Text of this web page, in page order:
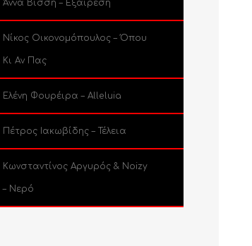
Άννα Βίσση – Εξαίρεση
Νίκος Οικονομόπουλος – Όπου
Κι Αν Πας
Ελένη Φουρέιρα – Alleluia
Πέτρος Ιακωβίδης – Τέλεια
Κωνσταντίνος Αργυρός & Noizy
– Νερό